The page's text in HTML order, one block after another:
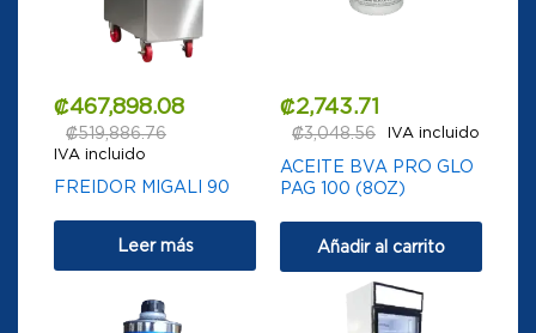
₡467,898.08
₡519,886.76
IVA incluido
FREIDOR MIGALI 90
Leer más
₡2,743.71
₡3,048.56 IVA incluido
ACEITE BVA PRO GLO
PAG 100 (8OZ)
Añadir al carrito